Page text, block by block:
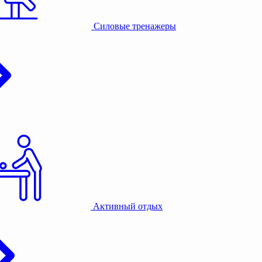
Силовые тренажеры